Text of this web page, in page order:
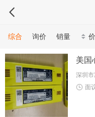
综合 询价 销量
美国
深圳
面